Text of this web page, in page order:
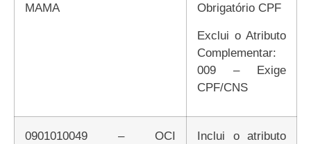
MAMA
Obrigatório CPF
Exclui o Atributo
Complementar:
009 – Exige
CPF/CNS
0901010049 – OCI
Inclui o atributo